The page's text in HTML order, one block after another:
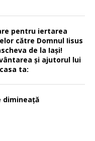
pentru iertarea
către Domnul Iisus
de la Iaşi!
şi ajutorul lui
ta:
dimineață